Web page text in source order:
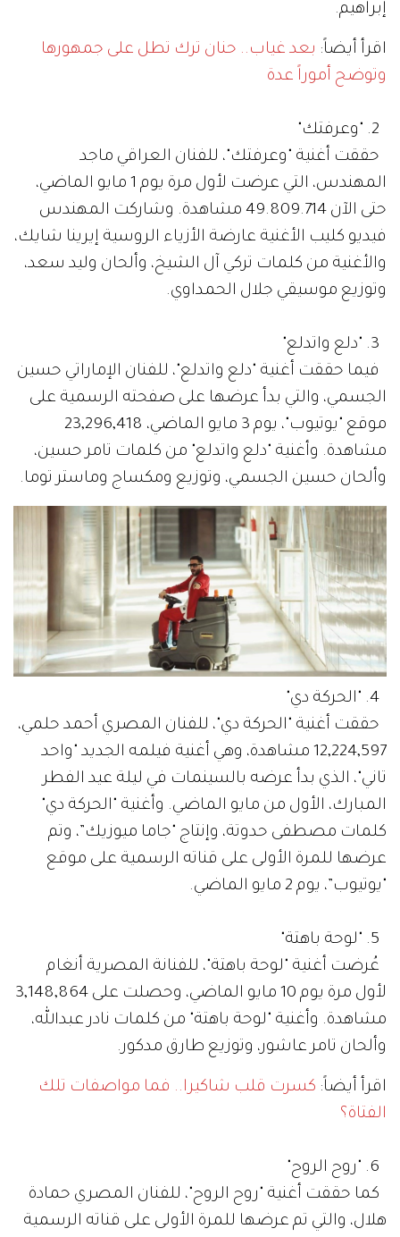
إبراهيم.
اقرأ أيضاً: بعد غياب.. حنان ترك تطل على جمهورها
وتوضح أموراً عدة
حققت أغنية "وعرفتك"، للفنان العراقي ماجد
المهندس، التي عرضت لأول مرة يوم 1 مايو الماضي،
حتى الآن 49.809.714 مشاهدة. وشاركت المهندس
فيديو كليب الأغنية عارضة الأزياء الروسية إيرينا شايك،
والأغنية من كلمات تركي آل الشيخ، وألحان وليد سعد،
وتوزيع موسيقي جلال الحمداوي.
فيما حققت أغنية "دلع واتدلع"، للفنان الإماراتي حسين
الجسمي، والتي بدأ عرضها على صفحته الرسمية على
موقع "يوتيوب"، يوم 3 مايو الماضي، 23,296,418
مشاهدة. وأغنية "دلع واتدلع" من كلمات تامر حسين،
وألحان حسين الجسمي، وتوزيع ومكساج وماستر توما.
حققت أغنية "الحركة دي"، للفنان المصري أحمد حلمي،
12,224,597 مشاهدة، وهي أغنية فيلمه الجديد "واحد
تاني"، الذي بدأ عرضه بالسينمات في ليلة عيد الفطر
المبارك، الأول من مايو الماضي. وأغنية "الحركة دي"
كلمات مصطفى حدوتة، وإنتاج "جاما ميوزيك”، وتم
عرضها للمرة الأولى على قناته الرسمية على موقع
"يوتيوب”، يوم 2 مايو الماضي.
عُرضت أغنية "لوحة باهتة"، للفنانة المصرية أنغام
لأول مرة يوم 10 مايو الماضي، وحصلت على 3,148,864
مشاهدة. وأغنية "لوحة باهتة" من كلمات نادر عبدالله،
وألحان تامر عاشور، وتوزيع طارق مدكور.
اقرأ أيضاً: كسرت قلب شاكيرا.. فما مواصفات تلك
الفتاة؟
كما حققت أغنية "روح الروح"، للفنان المصري حمادة
هلال، والتي تم عرضها للمرة الأولى على قناته الرسمية